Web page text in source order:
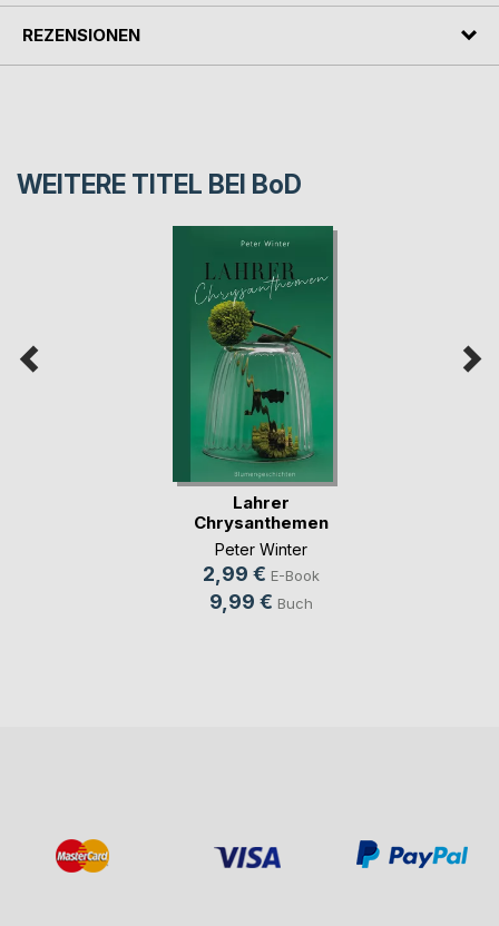
REZENSIONEN
WEITERE TITEL BEI BoD
Lahrer
Chrysanthemen
Peter Winter
2,99 € E-Book
9,99 € Buch